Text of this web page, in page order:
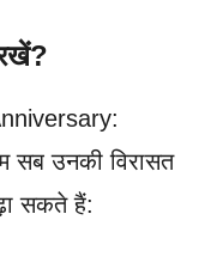
सब उनकी विरासत
सकते हैं: